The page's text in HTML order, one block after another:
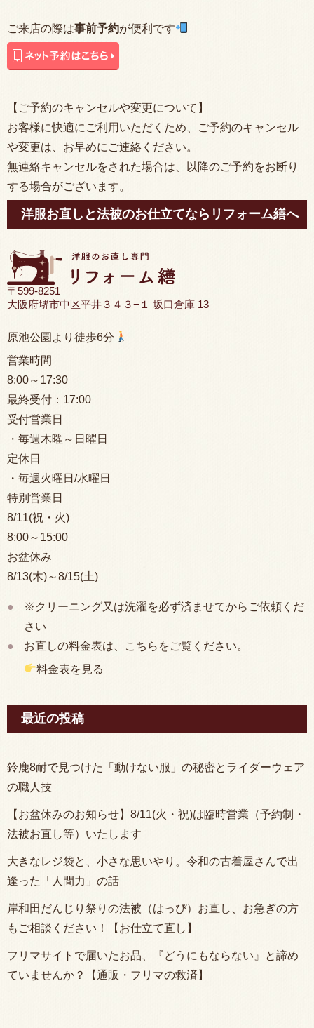
ご来店の際は事前予約が便利です
【ご予約のキャンセルや変更について】
お客様に快適にご利用いただくため、ご予約のキャンセル
や変更は、お早めにご連絡ください。
無連絡キャンセルをされた場合は、以降のご予約をお断り
する場合がございます。
洋服お直しと法被のお仕立てならリフォーム繕へ
〒599-8251
大阪府堺市中区平井３４３−１ 坂口倉庫 13
原池公園より徒歩6分
営業時間
8:00～17:30
最終受付： 17:00
受付営業日
・毎週木曜～日曜日
定休日
・毎週火曜日/水曜日
特別営業日
8/11(祝・火)
8:00～15:00
お盆休み
8/13(木)～8/15(土)
※クリーニング又は洗濯を必ず済ませてからご依頼くだ
さい
お直しの料金表は、こちらをご覧ください。
料金表を見る
最近の投稿
鈴鹿8耐で見つけた「動けない服」の秘密とライダーウェア
の職人技
【お盆休みのお知らせ】8/11(火・祝)は臨時営業（予約制・
法被お直し等）いたします
大きなレジ袋と、小さな思いやり。令和の古着屋さんで出
逢った「人間力」の話
岸和田だんじり祭りの法被（はっぴ）お直し、お急ぎの方
もご相談ください！【お仕立て直し】
フリマサイトで届いたお品、『どうにもならない』と諦め
ていませんか？【通販・フリマの救済】